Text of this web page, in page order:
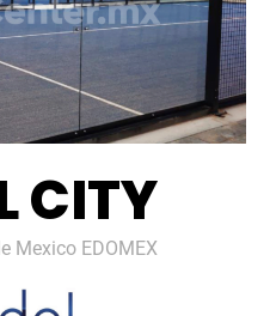
CITY
Mexico EDOMEX